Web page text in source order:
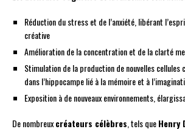
Réduction du stress et de l’anxiété, libérant
créative
Amélioration de la concentration et de la clarté
Stimulation de la production de nouvelles cellules
dans l’hippocampe lié à la mémoire et à
Exposition à de nouveaux environnements,
De nombreuxcréateurs célèbres, tels queHenry